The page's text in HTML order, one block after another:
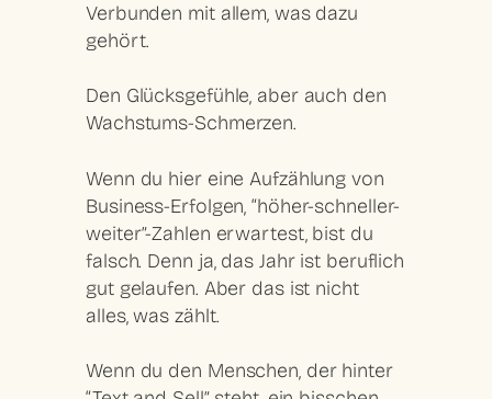
Verbunden mit allem, was dazu
gehört.
Den Glücksgefühle, aber auch den
Wachstums-Schmerzen.
Wenn du hier eine Aufzählung von
Business-Erfolgen, “höher-schneller-
weiter”-Zahlen erwartest, bist du
falsch. Denn ja, das Jahr ist beruflich
gut gelaufen. Aber das ist nicht
alles, was zählt.
Wenn du den Menschen, der hinter